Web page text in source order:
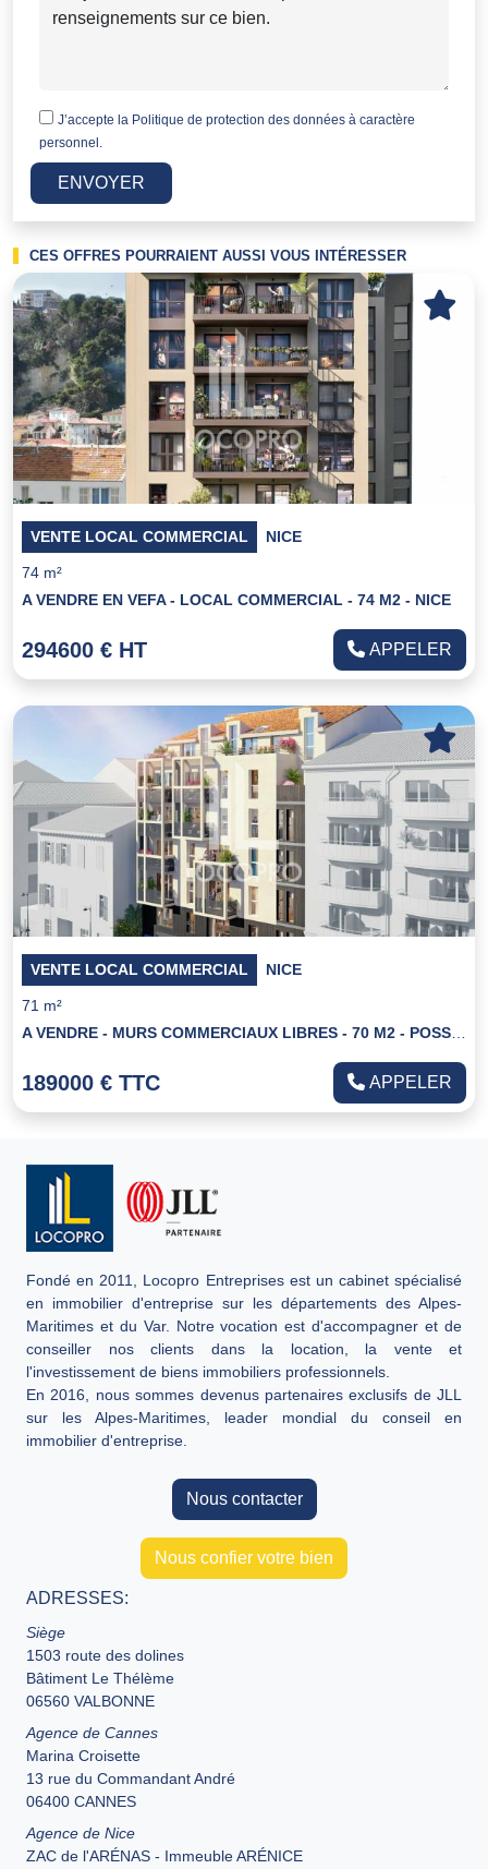
J’accepte la Politique de protection des données à caractère
personnel.
ENVOYER
CES OFFRES POURRAIENT AUSSI VOUS INTÉRESSER
VENTE LOCAL COMMERCIAL NICE
74 m²
A VENDRE EN VEFA - LOCAL COMMERCIAL - 74 M2 - NICE
294600 € HT APPELER
VENTE LOCAL COMMERCIAL NICE
71 m²
A VENDRE - MURS COMMERCIAUX LIBRES - 70 M2 - POSSIBILITE DE PARKINGS
189000 € TTC APPELER
Fondé en 2011, Locopro Entreprises est un cabinet spécialisé
en immobilier d'entreprise sur les départements des Alpes-
Maritimes et du Var. Notre vocation est d'accompagner et de
conseiller nos clients dans la location, la vente et
l'investissement de biens immobiliers professionnels.
En 2016, nous sommes devenus partenaires exclusifs de JLL
sur les Alpes-Maritimes, leader mondial du conseil en
immobilier d'entreprise.
Nous contacter
Nous confier votre bien
ADRESSES:
Siège
1503 route des dolines
Bâtiment Le Thélème
06560 VALBONNE
Agence de Cannes
Marina Croisette
13 rue du Commandant André
06400 CANNES
Agence de Nice
ZAC de l'ARÉNAS - Immeuble ARÉNICE